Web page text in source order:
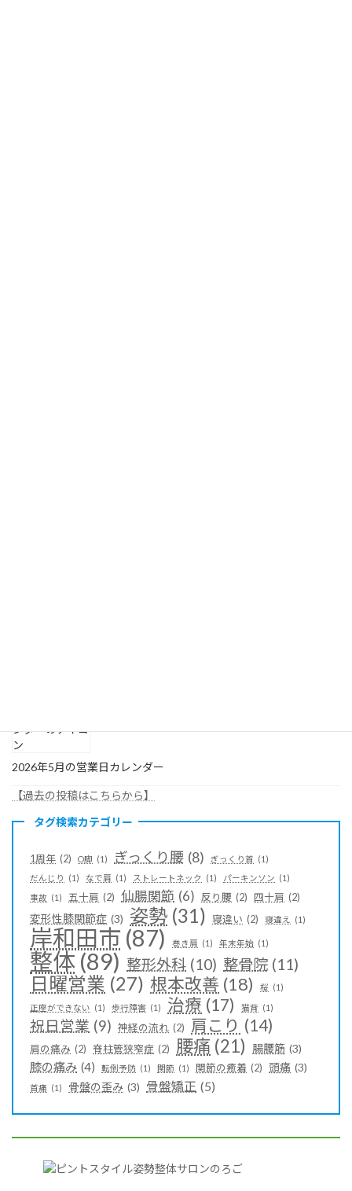
2026年5月の営業日カレンダー
【過去の投稿はこちらから】
タグ検索カテゴリー
1周年 (2) O脚 (1) ぎっくり腰 (8) ぎっくり首 (1)
だんじり
(1) なで肩 (1) ストレートネック (1) パーキンソン (1)
事故 (1) 五十肩 (2) 仙腸関節 (6) 反り腰 (2) 四十肩 (2)
変形性膝関節症 (3) 姿勢 (31) 寝違い (2) 寝違え (1)
岸和田市 (87) 巻き肩 (1) 年末年始 (1)
整体 (89) 整形外科 (10) 整骨院 (11)
日曜営業 (27) 根本改善 (18) 桜 (1)
正座ができない (1) 歩行障害 (1) 治療 (17) 猫背 (1)
祝日営業 (9) 神経の流れ (2) 肩こり (14)
肩の痛み (2) 脊柱管狭窄症 (2) 腰痛 (21) 腸腰筋 (3)
膝の痛み (4) 転倒予防 (1) 関節 (1) 関節の癒着 (2) 頭痛 (3)
首痛 (1) 骨盤の歪み (3) 骨盤矯正 (5)